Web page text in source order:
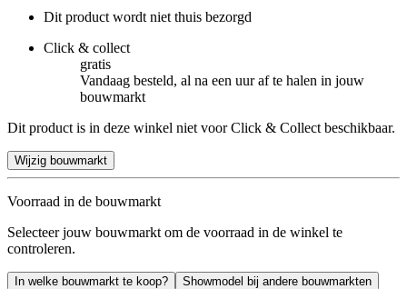
Dit product wordt niet thuis bezorgd
Click & collect
gratis
Vandaag besteld, al na een uur af te halen in jouw
bouwmarkt
Dit product is in deze winkel niet voor Click & Collect beschikbaar.
Wijzig bouwmarkt
Voorraad in de bouwmarkt
Selecteer jouw bouwmarkt om de voorraad in de winkel te
controleren.
In welke bouwmarkt te koop? Showmodel bij andere bouwmarkten